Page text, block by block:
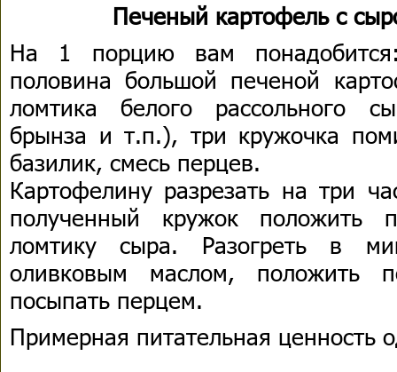
Печеный картофель с
На 1 порцию вам
половина большой печеной
ломтика белого рассольного
брынза и т.п.), три кружочка
базилик, смесь перцев.
Картофелину разрезать на три
полученный кружок положить
ломтику сыра. Разогреть в
оливковым маслом, положить
посыпать перцем.
Примерная питательная ценность